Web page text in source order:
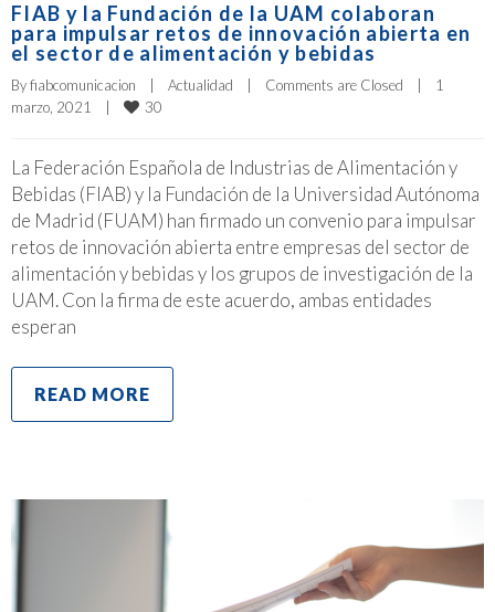
FIAB y la Fundación de la UAM colaboran
para impulsar retos de innovación abierta en
el sector de alimentación y bebidas
By fiabcomunicacion Actualidad Comments are Closed
1
marzo, 2021
30
La Federación Española de Industrias de Alimentación y
Bebidas (FIAB) y la Fundación de la Universidad Autónoma
de Madrid (FUAM) han firmado un convenio para impulsar
retos de innovación abierta entre empresas del sector de
alimentación y bebidas y los grupos de investigación de la
UAM. Con la firma de este acuerdo, ambas entidades
esperan
READ MORE